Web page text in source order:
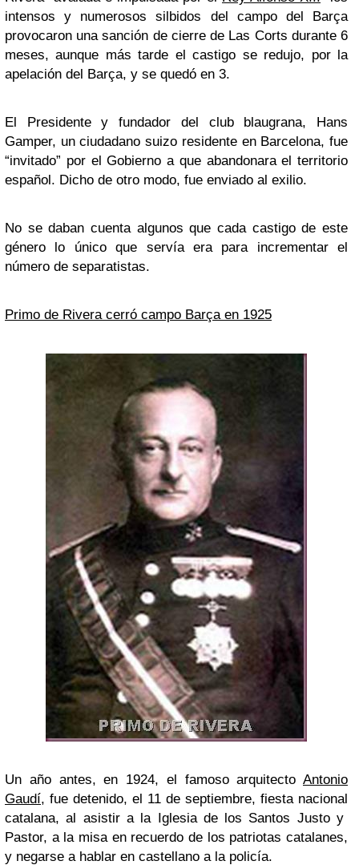
intensos y numerosos silbidos del campo del Barça
provocaron una sanción de cierre de Las Corts durante 6
meses, aunque más tarde el castigo se redujo, por la
apelación del Barça, y se quedó en 3.
El Presidente y fundador del club blaugrana, Hans
Gamper, un ciudadano suizo residente en Barcelona, fue
“invitado” por el Gobierno a que abandonara el territorio
español. Dicho de otro modo, fue enviado al exilio.
No se daban cuenta algunos que cada castigo de este
género lo único que servía era para incrementar el
número de separatistas.
Primo de Rivera cerró campo Barça en 1925
Un año antes, en 1924, el famoso arquitecto Antonio
Gaudí, fue detenido, el 11 de septiembre, fiesta nacional
catalana, al asistir a la Iglesia de los Santos Justo y
Pastor, a la misa en recuerdo de los patriotas catalanes,
y negarse a hablar en castellano a la policía.